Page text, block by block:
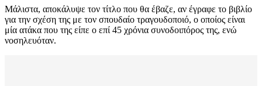
Μάλιστα, αποκάλυψε τον τίτλο που θα έβαζε, αν έγραφε το βιβλίο
για την σχέση της με τον σπουδαίο τραγουδοποιό, ο οποίος είναι
μία ατάκα που της είπε ο επί 45 χρόνια συνοδοιπόρος της, ενώ
νοσηλευόταν.